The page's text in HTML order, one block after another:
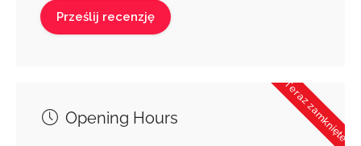
Teraz zamknięte
Opening Hours